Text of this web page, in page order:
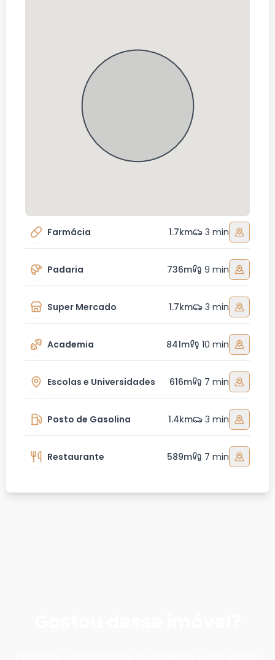
Farmácia 1.7km 3 min
Padaria 736m 9 min
Super Mercado 1.7km 3 min
Academia 841m 10 min
Escolas e Universidades 616m 7 min
Posto de Gasolina 1.4km 3 min
Restaurante 589m 7 min